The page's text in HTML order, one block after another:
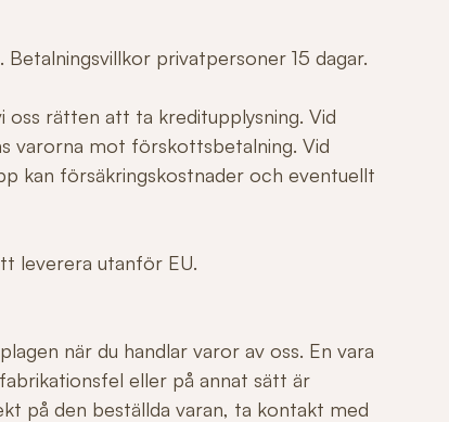
privatpersoner 15 dagar.
oss rätten att ta kreditupplysning. Vid
varorna mot förskottsbetalning. Vid
kan försäkringskostnader och eventuellt
leverera utanför EU.
när du handlar varor av oss. En vara
eller på annat sätt är
på den beställda varan, ta kontakt med